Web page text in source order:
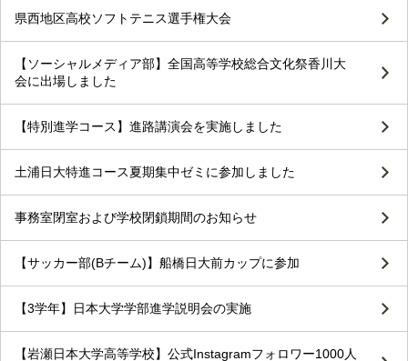
県西地区高校ソフトテニス選手権大会
【ソーシャルメディア部】全国高等学校総合文化祭香川大
会に出場しました
【特別進学コース】進路講演会を実施しました
土浦日大特進コース夏期集中ゼミに参加しました
事務室閉室および学校閉鎖期間のお知らせ
【サッカー部(Bチーム)】船橋日大前カップに参加
【3学年】日本大学学部進学説明会の実施
【岩瀬日本大学高等学校】公式Instagramフォロワー1000人